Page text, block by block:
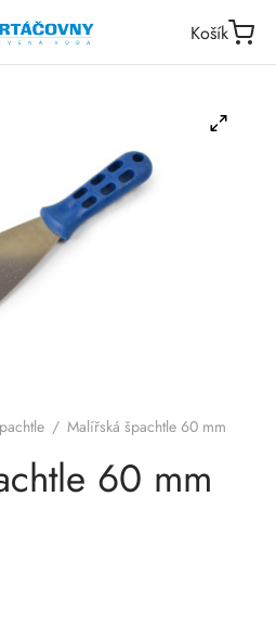
Košík
/ Malířská špachtle 60 mm
60 mm